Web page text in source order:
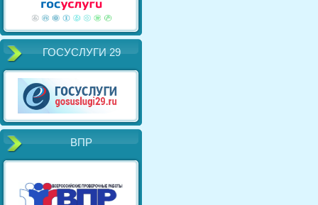
ГОСУСЛУГИ 29
ВПР